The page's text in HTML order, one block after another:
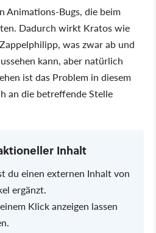
Animations-Bugs, die beim
Dadurch wirkt Kratos wie
was zwar ab und
kann, aber natürlich
ist das Problem in diesem
an die betreffende Stelle
Inhalt
du einen externen Inhalt von
ergänzt.
Klick anzeigen lassen